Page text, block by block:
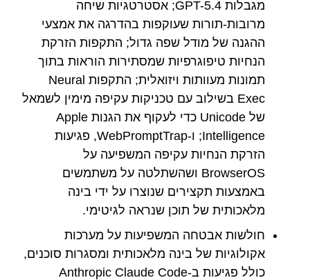
מגבלות GPT-5.4; אסטרטגיות שיחה
מרובות-תורות שעוקפות בהדרגה את אמצעי
ההגנה של מודל שפה גדול; התקפות הזרקת
הנחיות טיפוגרפיות שמסתירות הוראות בתוך
תמונות מעוותות ויזואלית; התקפות Neural
Exec בשילוב עם טכניקות עקיפה מימין לשמאל
של Unicode כדי לעקוף את הגנות Apple
Intelligence; ו-WebPromptTrap, פגיעות
הזרקת הנחיות עקיפה המשפיעה על
BrowserOS ושהשתלטה על משתמשים
באמצעות תקצירים שנוצרו על ידי בינה
מלאכותית של תוכן שנראה לגיטימי.
חולשות אבטחה המשפיעות על מערכות
אקולוגיות של בינה מלאכותית ומסגרות סוכנים,
כולל פגיעות ב-Anthropic Claude Code